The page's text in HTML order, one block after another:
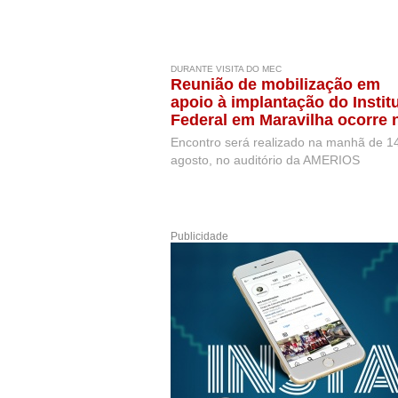
DURANTE VISITA DO MEC
Reunião de mobilização em
apoio à implantação do
Federal em Maravilha ocorre
próxima semana, durante
de representantes do MEC
Encontro será realizado na manhã de
agosto, no auditório da AMERIOS
Publicidade